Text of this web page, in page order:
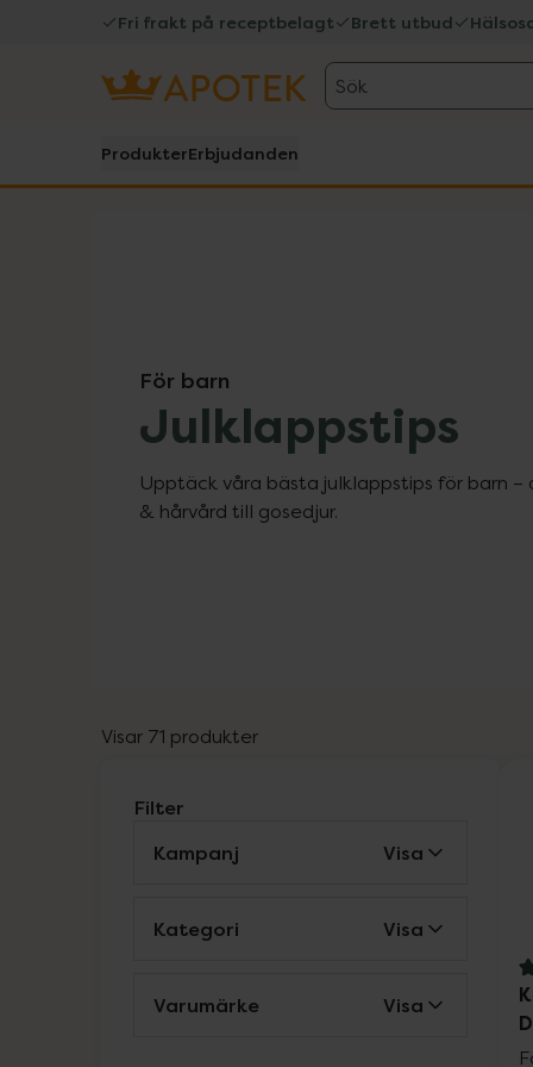
Fri frakt på receptbelagt Brett utbud
Sök
ProdukterErbjudanden
För barn
Julklappstips
Upptäck våra bästa julklappstips för barn –
& hårvård till gosedjur.
Visar 71 produkter
Filter
Kampanj
Visa
Kategori Visa
Varumärke Visa